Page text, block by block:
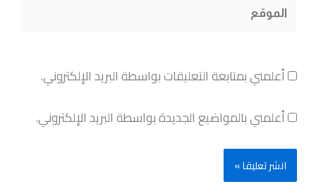
أعلمني بمتابعة التعليقات بواسطة البريد الإلكتروني.
أعلمني بالمواضيع الجديدة بواسطة البريد الإلكتروني.